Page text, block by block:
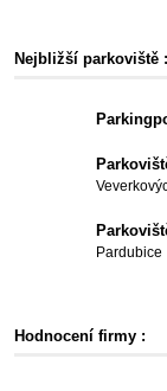
Nejbližší parkoviště :
Pardubice
Hodnocení firmy :